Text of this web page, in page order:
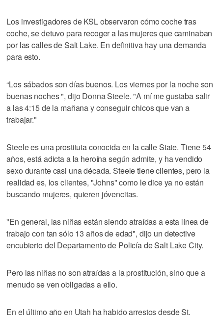
Los investigadores de KSL observaron cómo coche tras
coche, se detuvo para recoger a las mujeres que caminaban
por las calles de Salt Lake. En definitiva hay una demanda
para esto.
“Los sábados son días buenos. Los viernes por la noche son
buenas noches ", dijo Donna Steele. "A mí me gustaba salir
a las 4:15 de la mañana y conseguir chicos que van a
trabajar."
Steele es una prostituta conocida en la calle State. Tiene 54
años, está adicta a la heroína según admite, y ha vendido
sexo durante casi una década. Steele tiene clientes, pero la
realidad es, los clientes, "Johns" como le dice ya no están
buscando mujeres, quieren jóvencitas.
"En general, las niñas están siendo atraídas a esta línea de
trabajo con tan sólo 13 años de edad", dijo un detective
encubierto del Departamento de Policía de Salt Lake City.
Pero las niñas no son atraídas a la prostitución, sino que a
menudo se ven obligadas a ello.
En el último año en Utah ha habido arrestos desde St.